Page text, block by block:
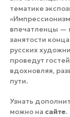
тематике
впечатленцы —
занятости
русских
проведут
вдохновляя,
пути.
Узнать
можно на сайте.